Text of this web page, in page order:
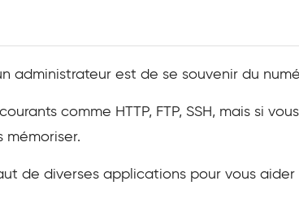
administrateur est de se souvenir du
comme HTTP, FTP, SSH, mais si
mémoriser.
de diverses applications pour vous